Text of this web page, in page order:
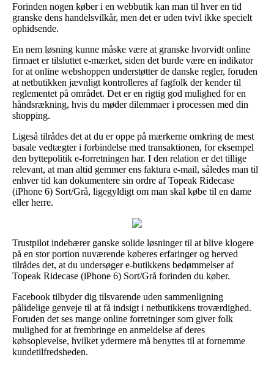
Forinden nogen køber i en webbutik kan man til hver en tid
granske dens handelsvilkår, men det er uden tvivl ikke specielt
ophidsende.
En nem løsning kunne måske være at granske hvorvidt online
firmaet er tilsluttet e-mærket, siden det burde være en indikator
for at online webshoppen understøtter de danske regler, foruden
at netbutikken jævnligt kontrolleres af fagfolk der kender til
reglementet på området. Det er en rigtig god mulighed for en
håndsrækning, hvis du møder dilemmaer i processen med din
shopping.
Ligeså tilrådes det at du er oppe på mærkerne omkring de mest
basale vedtægter i forbindelse med transaktionen, for eksempel
den byttepolitik e-forretningen har. I den relation er det tillige
relevant, at man altid gemmer ens faktura e-mail, således man til
enhver tid kan dokumentere sin ordre af Topeak Ridecase
(iPhone 6) Sort/Grå, ligegyldigt om man skal købe til en dame
eller herre.
Trustpilot indebærer ganske solide løsninger til at blive klogere
på en stor portion nuværende køberes erfaringer og herved
tilrådes det, at du undersøger e-butikkens bedømmelser af
Topeak Ridecase (iPhone 6) Sort/Grå forinden du køber.
Facebook tilbyder dig tilsvarende uden sammenligning
pålidelige genveje til at få indsigt i netbutikkens troværdighed.
Foruden det ses mange online forretninger som giver folk
mulighed for at frembringe en anmeldelse af deres
købsoplevelse, hvilket ydermere må benyttes til at fornemme
kundetilfredsheden.